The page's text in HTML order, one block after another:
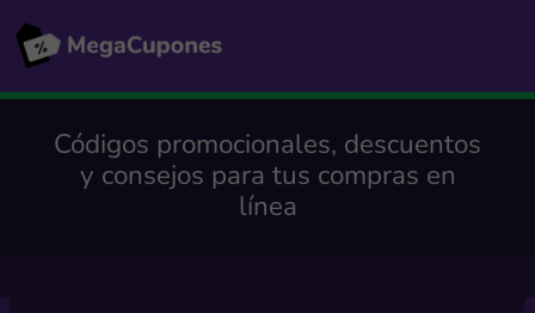
Códigos promocionales, descuentos
y consejos para tus compras en
línea